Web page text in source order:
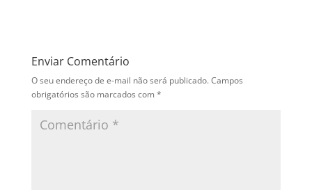
Enviar Comentário
O seu endereço de e-mail não será publicado.Campos
obrigatórios são marcados com *